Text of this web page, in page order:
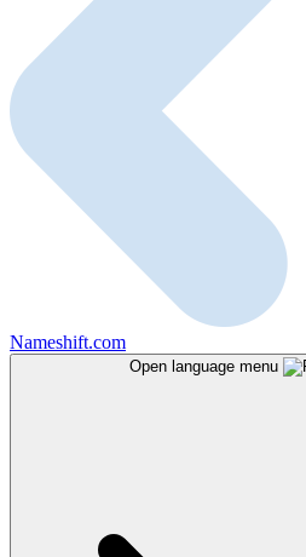
Nameshift.com
Open language menu